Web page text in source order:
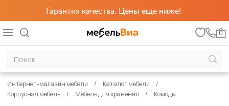
Гарантия качества. Цены еще ниже!
0
Интернет-магазин мебели
Каталог мебели
Корпусная мебель
Мебель для хранения Комоды